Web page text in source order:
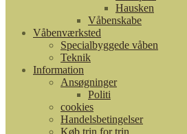
Hausken
Våbenskabe
Våbenværksted
Specialbyggede våben
Teknik
Information
Ansøgninger
Politi
cookies
Handelsbetingelser
Køb trin for trin